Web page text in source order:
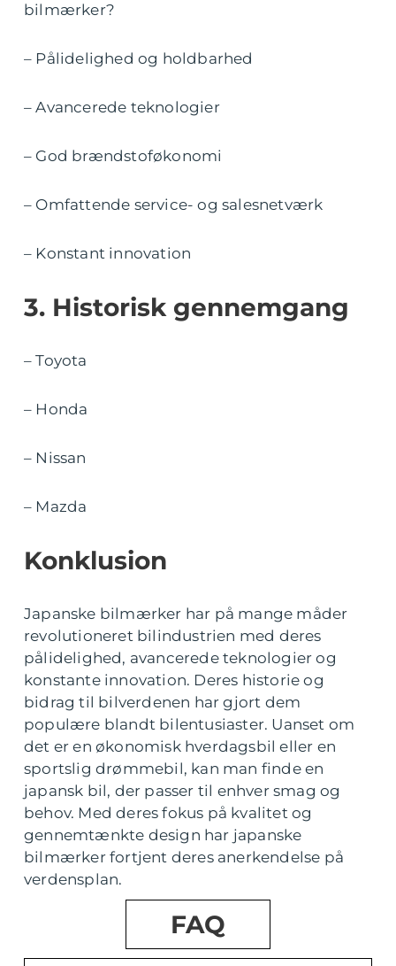
bilmærker?
– Pålidelighed og holdbarhed
– Avancerede teknologier
– God brændstoføkonomi
– Omfattende service- og salesnetværk
– Konstant innovation
3. Historisk gennemgang
– Toyota
– Honda
– Nissan
– Mazda
Konklusion
Japanske bilmærker har på mange måder
revolutioneret bilindustrien med deres
pålidelighed, avancerede teknologier og
konstante innovation. Deres historie og
bidrag til bilverdenen har gjort dem
populære blandt bilentusiaster. Uanset om
det er en økonomisk hverdagsbil eller en
sportslig drømmebil, kan man finde en
japansk bil, der passer til enhver smag og
behov. Med deres fokus på kvalitet og
gennemtænkte design har japanske
bilmærker fortjent deres anerkendelse på
verdensplan.
FAQ